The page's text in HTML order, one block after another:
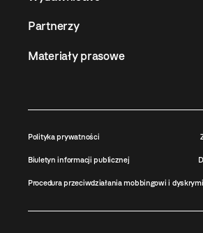
Partnerzy
Materiały prasowe
Polityka prywatności
Biuletyn informacji publicznej
Procedura przeciwdziałania mobbingowi i